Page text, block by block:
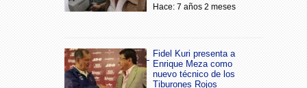
Hace: 7 años 2 meses
Fidel Kuri presenta a
Enrique Meza como
nuevo técnico de los
Tiburones Rojos